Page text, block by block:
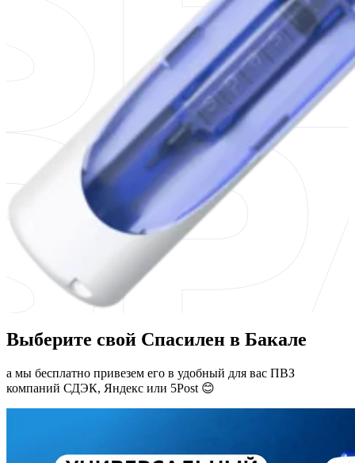
Выберите свой Спасилен в Бакале
а мы бесплатно привезем его в удобный для вас ПВЗ
компаний СДЭК, Яндекс или 5Post 😊